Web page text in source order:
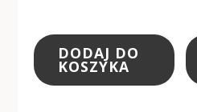
DODAJ DO
KOSZYKA